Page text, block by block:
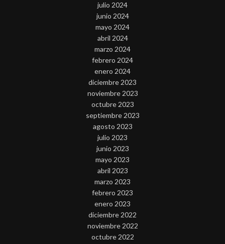
julio 2024
junio 2024
mayo 2024
abril 2024
marzo 2024
febrero 2024
enero 2024
diciembre 2023
noviembre 2023
octubre 2023
septiembre 2023
agosto 2023
julio 2023
junio 2023
mayo 2023
abril 2023
marzo 2023
febrero 2023
enero 2023
diciembre 2022
noviembre 2022
octubre 2022